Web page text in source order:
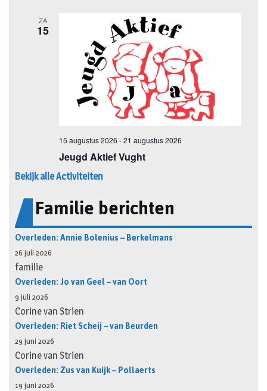
Bekijk alle Activiteiten
Familie berichten
Overleden: Annie Bolenius – Berkelmans
26 juli 2026
familie
Overleden: Jo van Geel – van Oort
9 juli 2026
Corine van Strien
Overleden: Riet Scheij – van Beurden
29 juni 2026
Corine van Strien
Overleden: Zus van Kuijk – Pollaerts
19 juni 2026